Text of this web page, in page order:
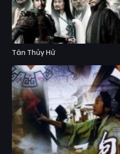
Tân Thủy Hử